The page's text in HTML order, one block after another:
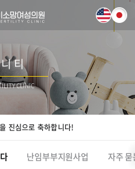
티
CLINIC
진심으로 축하합니다!
난임부부지원사업 자주 묻